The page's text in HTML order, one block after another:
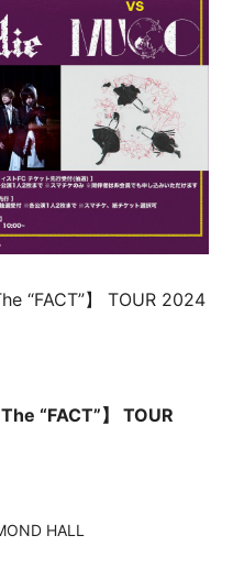
“FACT”】 TOUR 2024
“FACT”】 TOUR
HALL